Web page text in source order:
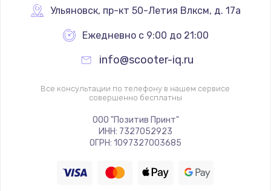
Ульяновск, пр-кт 50-Летия Влксм, д. 17а
Ежедневно с 9:00 до 21:00
info@scooter-iq.ru
Все консультации по телефону в нашем сервисе
совершенно бесплатны
ООО "Позитив Принт"
ИНН: 7327052923
ОГРН: 1097327003685